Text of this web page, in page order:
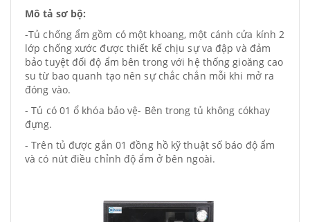
Mô tả sơ bộ:
-Tủ chống ẩm gồm có một khoang, một cánh cửa kính 2
lớp chống xước được thiết kế chịu sự va đập và đảm
bảo tuyệt đối độ ẩm bên trong với hệ thống gioăng cao
su từ bao quanh tạo nên sự chắc chắn mỗi khi mở ra
đóng vào.
- Tủ có 01 ổ khóa bảo vệ- Bên trong tủ không cókhay
đựng.
- Trên tủ được gắn 01 đồng hồ kỹ thuật số báo độ ẩm
và có nút điều chỉnh độ ẩm ở bên ngoài.